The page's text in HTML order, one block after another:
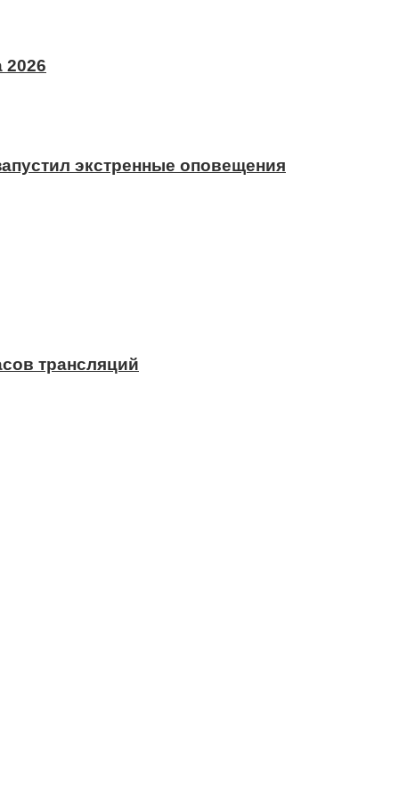
2026
экстренные оповещения
трансляций